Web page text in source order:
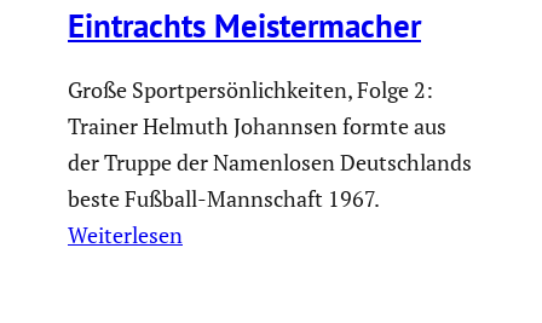
Eintrachts Meister­ma­cher
Große Sportpersönlichkeiten, Folge 2:
Trainer Helmuth Johannsen formte aus
der Truppe der Namenlosen Deutschlands
beste Fußball-Mannschaft 1967.
Weiterlesen